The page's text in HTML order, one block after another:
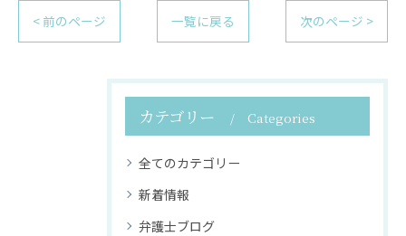
< 前のページ 一覧に戻る 次のページ >
カテゴリー Categories
全てのカテゴリー
新着情報
弁護士ブログ